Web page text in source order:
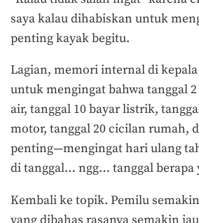
saya kalau dihabiskan untuk
penting kayak begitu.
Lagian, memori internal di kepala
untuk mengingat bahwa tanggal
air, tanggal 10 bayar listrik,
motor, tanggal 20 cicilan rumah,
penting—mengingat hari ulang
di tanggal… ngg… tanggal berapa
Kembali ke topik. Pemilu